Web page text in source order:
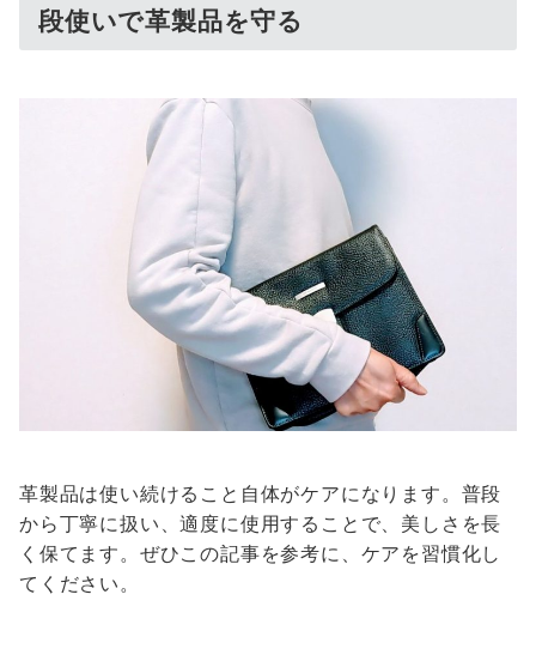
段使いで革製品を守る
革製品は使い続けること自体がケアになります。普段
から丁寧に扱い、適度に使用することで、美しさを長
く保てます。ぜひこの記事を参考に、ケアを習慣化し
てください。